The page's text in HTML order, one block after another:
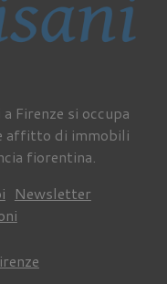
Firenze si occupa
affitto di immobili
fiorentina.
Newsletter